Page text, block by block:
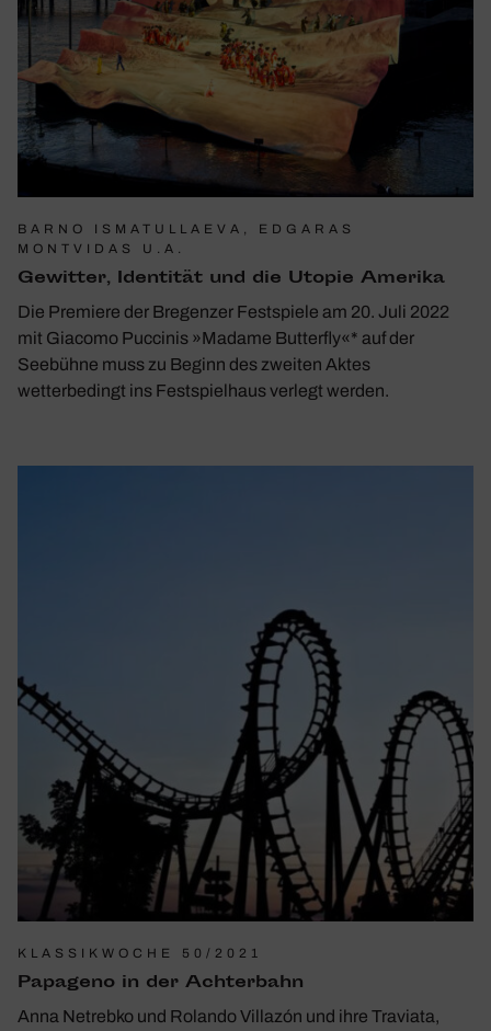
BARNO ISMATULLAEVA, EDGARAS
MONTVIDAS U.A.
Gewitter, Iden­tität und die Utopie Amerika
Die Premiere der Bregenzer Festspiele am 20. Juli 2022
mit Giacomo Puccinis »Madame Butterfly«* auf der
Seebühne muss zu Beginn des zweiten Aktes
wetterbedingt ins Festspielhaus verlegt werden.
KLASSIKWOCHE 50/2021
Papa­geno in der Achter­bahn
Anna Netrebko und Rolando Villazón und ihre Traviata,